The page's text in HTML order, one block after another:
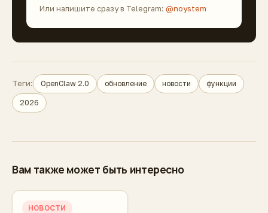
Или напишите сразу в Telegram: @noystem
Теги: OpenClaw 2.0 обновление новости функции
2026
Вам также может быть интересно
НОВОСТИ